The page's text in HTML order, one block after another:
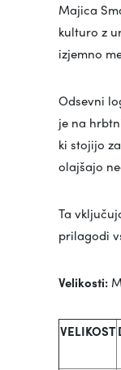
Majica
kulturo z
izjemno
Odsevni
je na
ki stojijo
olajšajo
Ta
prilagodi
Velikosti:
VELIKOST